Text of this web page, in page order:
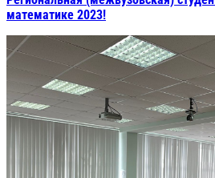
математике 2023!